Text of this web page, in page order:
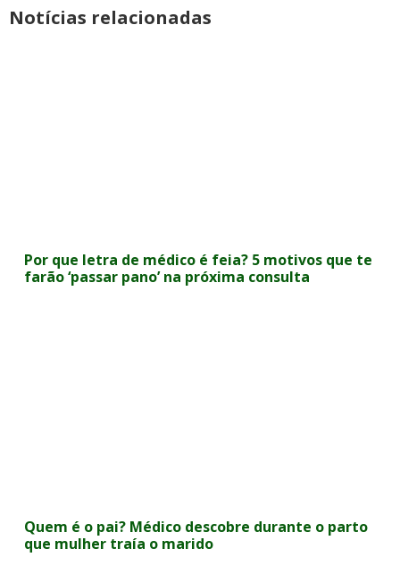
Notícias relacionadas
Por que letra de médico é feia? 5 motivos que te
farão ‘passar pano’ na próxima consulta
Quem é o pai? Médico descobre durante o parto
que mulher traía o marido